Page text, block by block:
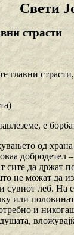
Свети
страсти
главни
е
од
сите да држат
не можат да
сувиот леб. На
или
и